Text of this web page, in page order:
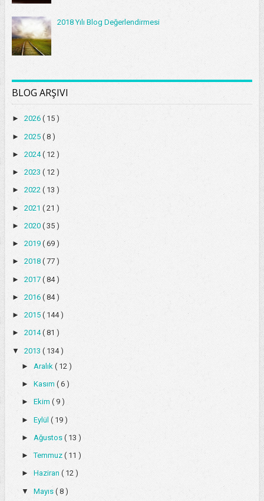
2018 Yılı Blog Değerlendirmesi
BLOG ARŞIVI
► 2026 ( 15 )
► 2025 ( 8 )
► 2024( 12 )
► 2023 ( 12 )
► 2022 ( 13 )
► 2021 ( 21 )
► 2020 ( 35 )
► 2019 ( 69 )
► 2018 ( 77 )
► 2017 ( 84 )
► 2016 ( 84 )
► 2015 ( 144 )
► 2014( 81 )
▼ 2013 ( 134 )
► Aralık ( 12 )
► Kasım ( 6 )
► Ekim ( 9 )
► Eylül ( 19 )
► Ağustos ( 13 )
►Temmuz ( 11 )
► Haziran ( 12 )
▼ Mayıs ( 8 )